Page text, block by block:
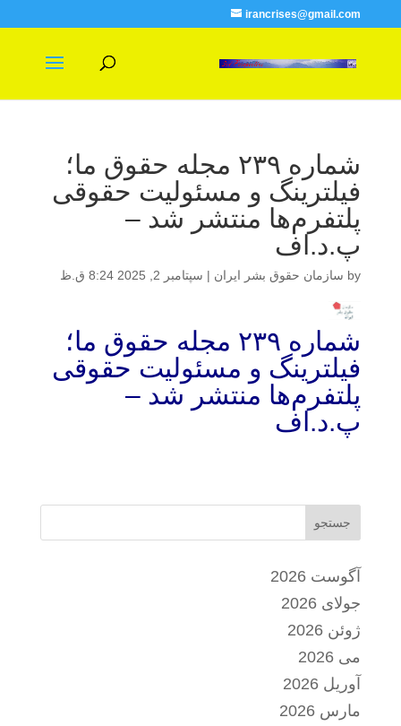
irancrises@gmail.com
شماره ۲۳۹ مجله حقوق ما؛
فیلترینگ و مسئولیت حقوقی
پلتفرم‌ها منتشر شد –
پ.د.اف
by سازمان حقوق بشر ایران | سپتامبر 2, 2025 8:24 ق.ظ
شماره ۲۳۹ مجله حقوق ما؛
فیلترینگ و مسئولیت حقوقی
پلتفرم‌ها منتشر شد –
پ.د.اف
جستجو
آگوست 2026
جولای 2026
ژوئن 2026
می 2026
آوریل 2026
مارس 2026